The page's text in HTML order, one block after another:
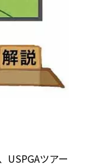
USPGAツアー